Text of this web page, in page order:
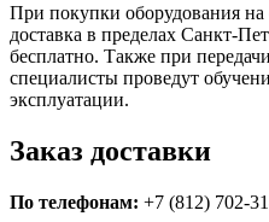
При покупки оборудования
доставка в пределах Санкт-
бесплатно. Также при
специалисты проведут
эксплуатации.
Заказ доставки
По телефонам: +7 (812) 702-